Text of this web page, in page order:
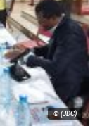
© (JDC)